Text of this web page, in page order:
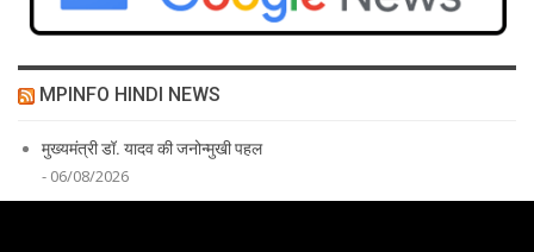
MPINFO HINDI NEWS
मुख्यमंत्री डॉ. यादव की जनोन्मुखी पहल
- 06/08/2026